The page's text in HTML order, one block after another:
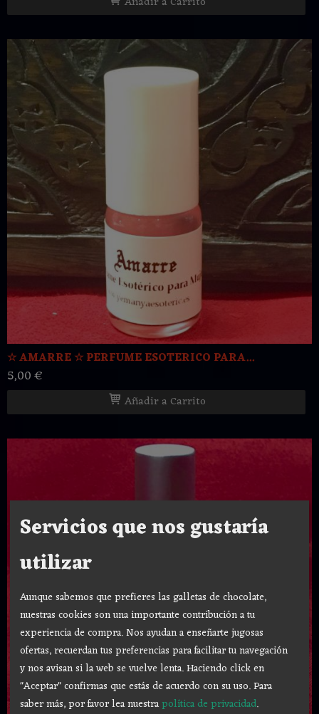
☆ AMARRE ☆ PERFUME ESOTERICO PARA...
5,00 €
Añadir a Carrito
Servicios que nos gustaría
utilizar
Aunque sabemos que prefieres las galletas de chocolate,
nuestras cookies son una importante contribución a tu
experiencia de compra. Nos ayudan a enseñarte jugosas
ofertas, recuerdan tus preferencias para facilitar tu navegación
y nos avisan si la web se vuelve lenta. Haciendo click en
"Aceptar" confirmas que estás de acuerdo con su uso.Para
saber más, por favor lea nuestrapolítica de privacidad.